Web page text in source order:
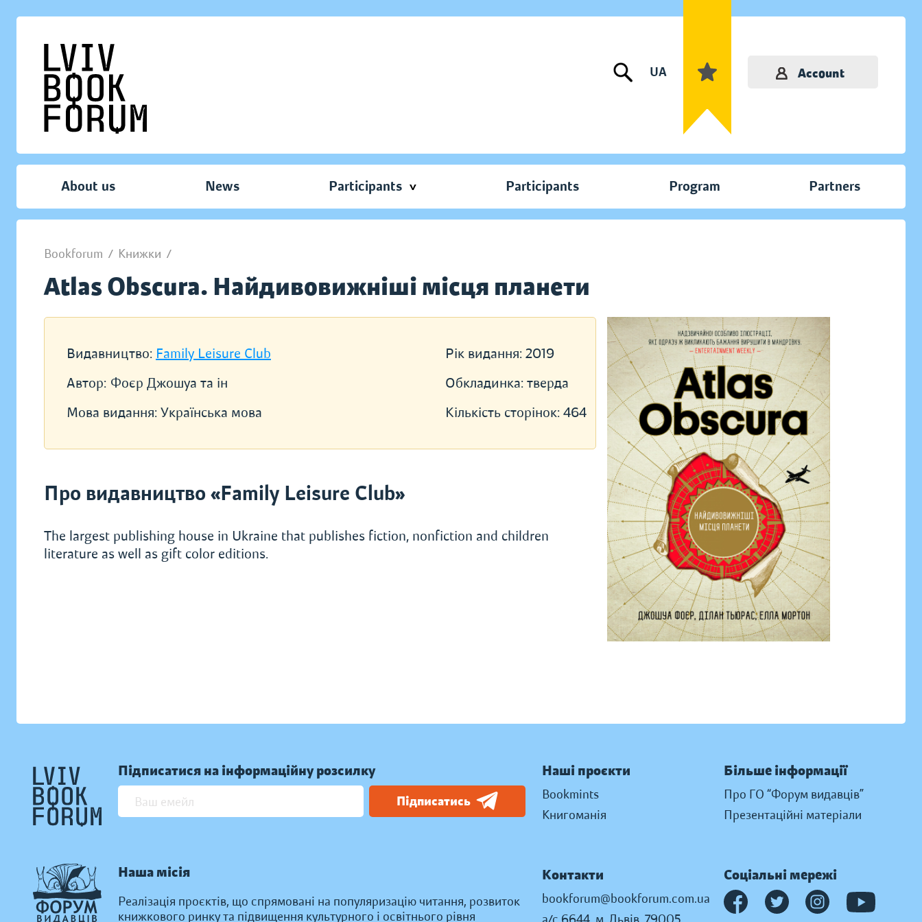
UA Account
About us News Participants Participants Program Partners
Bookforum / Книжки /
Atlas Obscura. Найдивовижніші місця планети
Видавництво: Family Leisure Club
Автор: Фоєр Джошуа та ін
Мова видання: Українська мова
Рік видання: 2019
Обкладинка: тверда
Кількість сторінок: 464
Про видавництво «Family Leisure Club»
The largest publishing house in Ukraine that publishes fiction, nonfiction and children
literature as well as gift color editions.
Підписатися на інформаційну розсилку
Підписатись
Наша місія
Реалізація проєктів, що спрямовані на популяризацію читання, розвиток
книжкового ринку та підвищення культурного і освітнього рівня
Наші проєкти
Bookmints
Книгоманія
Більше інформації
Про ГО “Форум видавців”
Презентаційні матеріали
Контакти
bookforum@bookforum.com.ua
Соціальні мережі